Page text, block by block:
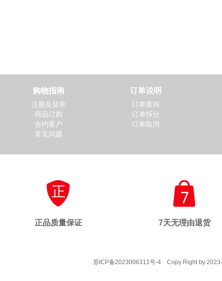
70克
购物指南
注册及登录
商品订购
合约客户
常见问题
订单说明
订单查询
订单拆分
订单取消
正品质量保证 7天无理由退货
苏ICP备2023006311号-4Copy Right by 2023-